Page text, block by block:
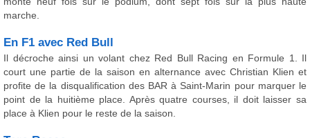
marche.
En F1 avec Red Bull
Il décroche ainsi un volant chez Red Bull Racing en Formule 1. Il
court une partie de la saison en alternance avec Christian Klien et
profite de la disqualification des BAR à Saint-Marin pour marquer le
point de la huitième place. Après quatre courses, il doit laisser sa
place à Klien pour le reste de la saison.